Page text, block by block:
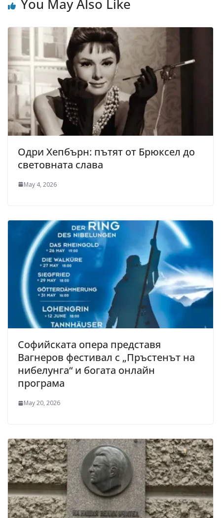
You May Also Like
Одри Хепбърн: пътят от Брюксел до
световната слава
May 4, 2026
Софийската опера представя
Вагнеров фестивал с „Пръстенът на
нибелунга“ и богата онлайн
програма
May 20, 2026